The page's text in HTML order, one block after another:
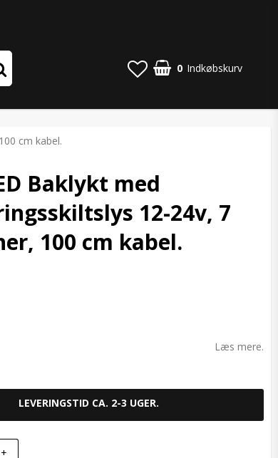
0 Indkøbskurv
cm kabel.
Baklykt med
12-24v, 7
100 cm kabel.
Læs mere.
LEVERINGSTID CA. 2-3 UGER.
+